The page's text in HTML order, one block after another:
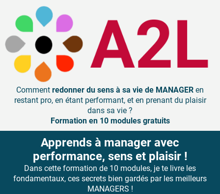
Comment redonner du sens à sa vie de MANAGER en
restant pro, en étant performant, et en prenant du plaisir
dans sa vie ?
Formation en 10 modules gratuits
Apprends à manager avec
performance, sens et plaisir !
Dans cette formation de 10 modules, je te livre les
fondamentaux, ces secrets bien gardés par les meilleurs
MANAGERS !